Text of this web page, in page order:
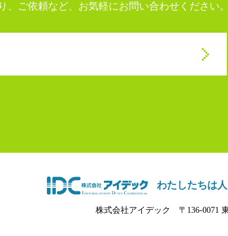
、ご依頼など、お気軽にお問い合わせください。
わたしたちは
株式会社アイデック 〒136-0071